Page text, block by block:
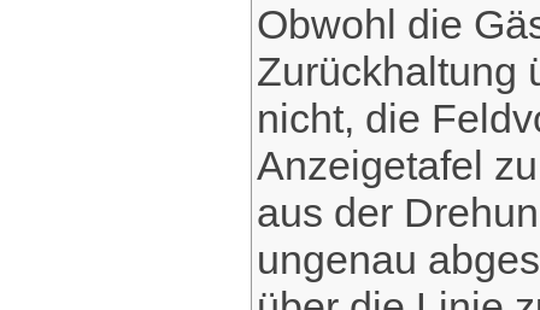
Obwohl die
Zurückhaltung
nicht, die
Anzeigetafel
aus der
ungenau